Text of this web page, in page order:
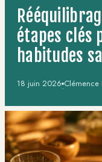
étapes
habitudes
18 juin 2026·Clémence